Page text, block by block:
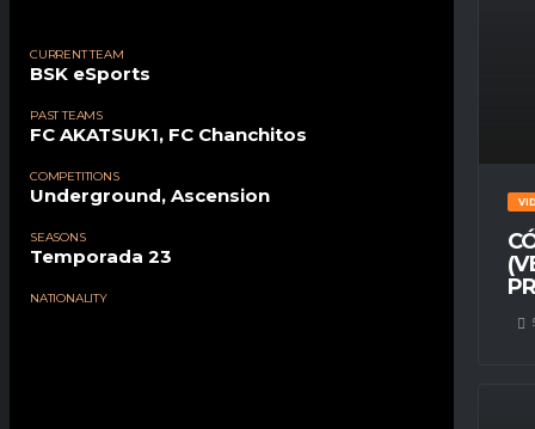
CURRENT TEAM
BSK eSports
PAST TEAMS
FC AKATSUK1, FC Chanchitos
COMPETITIONS
Underground, Ascension
SEASONS
Temporada 23
NATIONALITY